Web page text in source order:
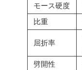
モース硬度
比重
屈折率
劈開性